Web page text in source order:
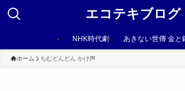
エコテキブログ
NHK時代劇 あきない世傳 金と
ホーム ちむどんどん かけ声